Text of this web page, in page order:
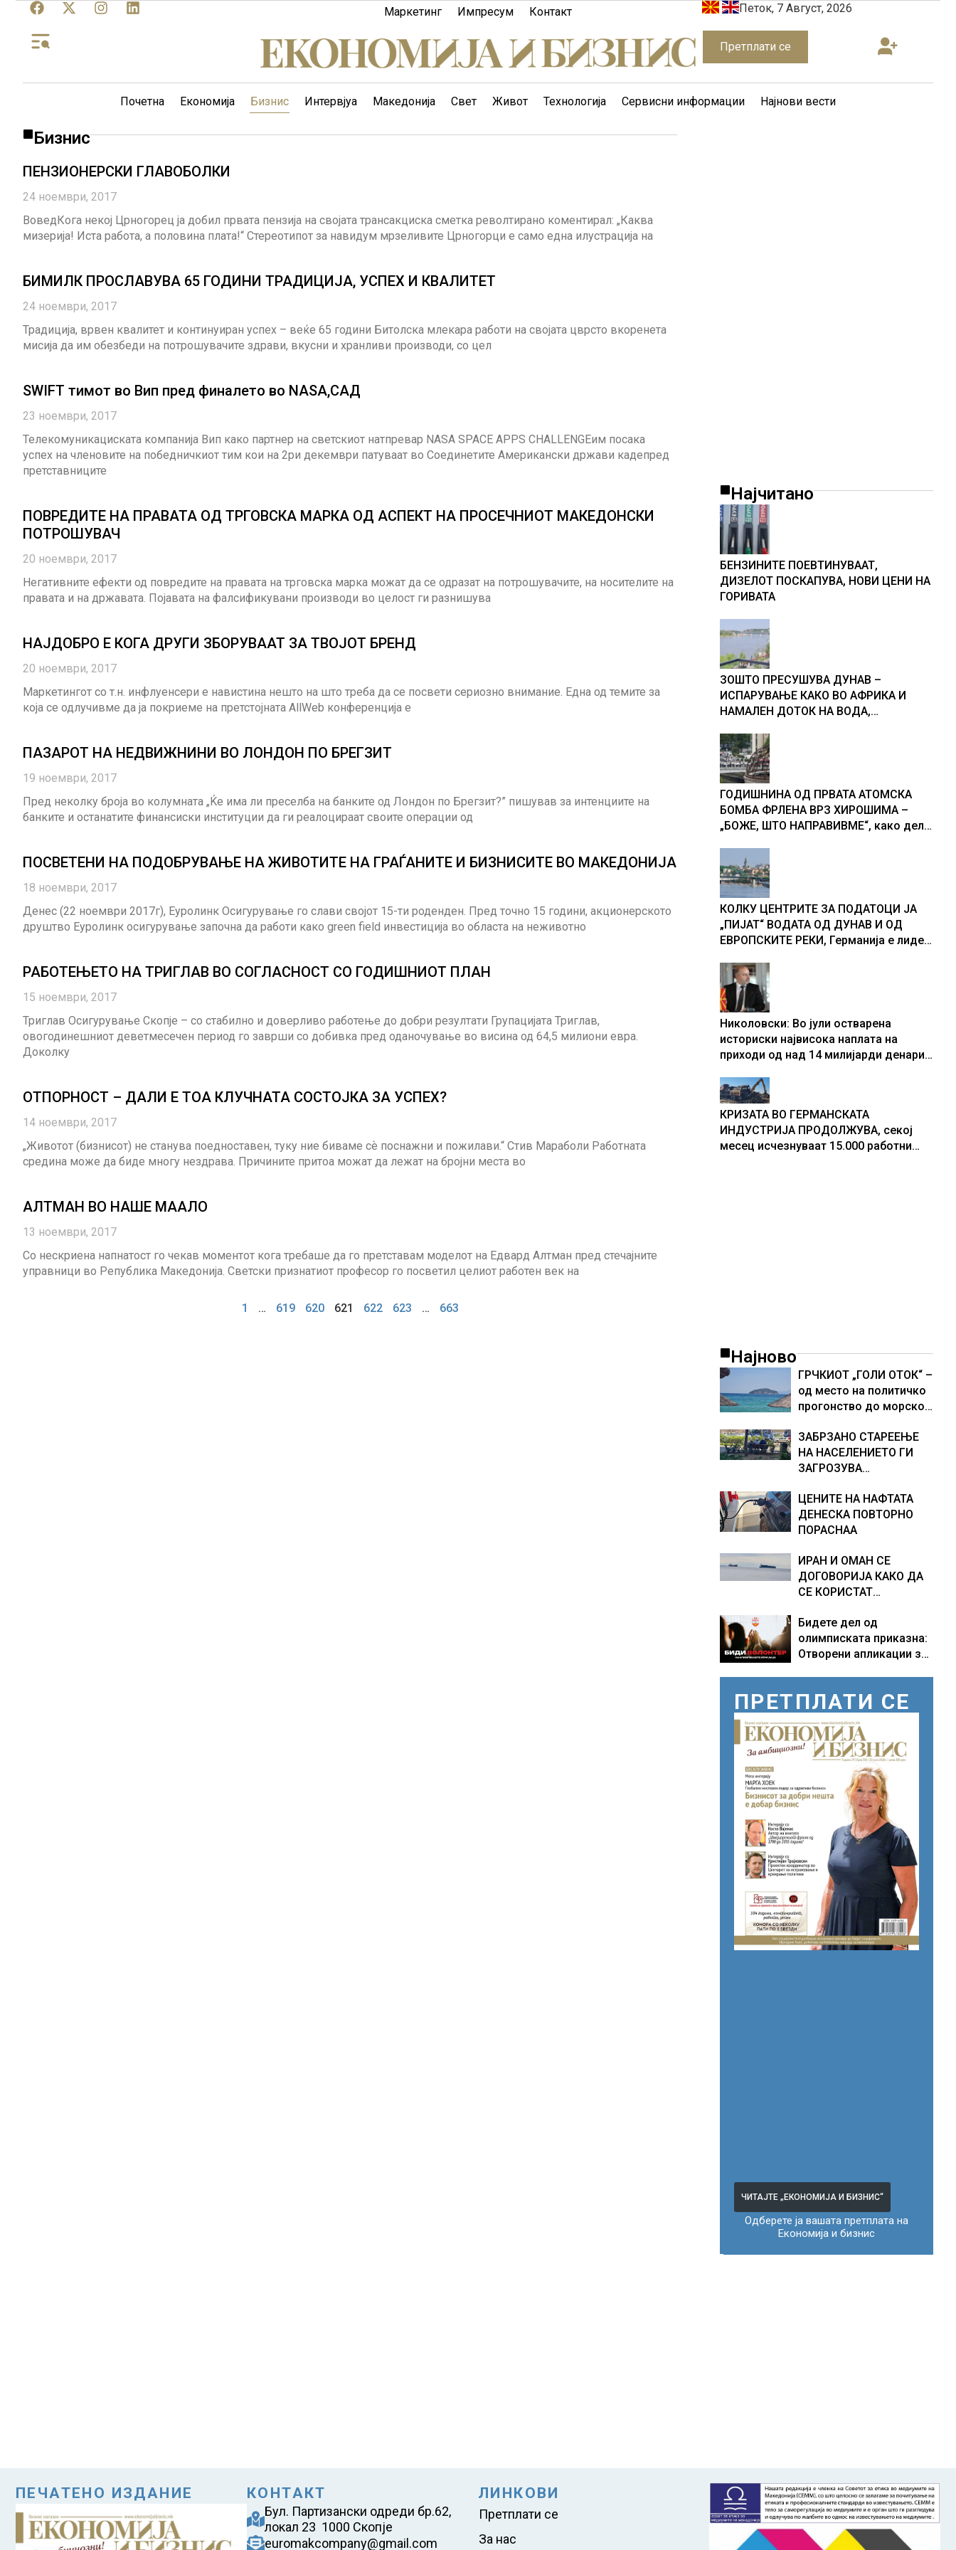
Маркетинг Импресум Контакт Петок, 7 Август, 2026
Претплати се
Почетна Економија Бизнис Интервјуа Македонија Свет Живот Технологија Сервисни информации Најнови вести
Бизнис
ПЕНЗИОНЕРСКИ ГЛАВОБОЛКИ
24 ноември, 2017
ВоведКога некој Црногорец ја добил првата пензија на својата трансакциска сметка револтирано коментирал: „Каква
мизерија! Иста работа, а половина плата!“ Стереотипот за навидум мрзеливите Црногорци е само една илустрација на
БИМИЛК ПРОСЛАВУВА 65 ГОДИНИ ТРАДИЦИЈА, УСПЕХ И КВАЛИТЕТ
24 ноември, 2017
Традиција, врвен квалитет и континуиран успех – веќе 65 години Битолска млекара работи на својата цврсто вкоренета
мисија да им обезбеди на потрошувачите здрави, вкусни и хранливи производи, со цел
SWIFT тимот во Вип пред финалето во NASA,САД
23 ноември, 2017
Телекомуникациската компанија Вип како партнер на светскиот натпревар NASA SPACE APPS CHALLENGEим посака
успех на членовите на победничкиот тим кои на 2ри декември патуваат во Соединетите Американски држави кадепред
претставниците
ПОВРЕДИТЕ НА ПРАВАТА ОД ТРГОВСКА МАРКА ОД АСПЕКТ НА ПРОСЕЧНИОТ МАКЕДОНСКИ
ПОТРОШУВАЧ
20 ноември, 2017
Негативните ефекти од повредите на правата на трговска марка можат да се одразат на потрошувачите, на носителите на
правата и на државата. Појавата на фалсификувани производи во целост ги разнишува
НAJДOБРО Е КОГА ДРУГИ ЗБОРУВААТ ЗА ТВОЈОТ БРЕНД
20 ноември, 2017
Маркетингот со т.н. инфлуенсери е навистина нешто на што треба да се посвети сериозно внимание. Една од темите за
која се одлучивме да ја покриеме на претстојната AllWeb конференција е
ПАЗАРОТ НА НЕДВИЖНИНИ ВО ЛОНДОН ПО БРЕГЗИТ
19 ноември, 2017
Пред неколку броја во колумната „Ќе има ли преселба на банките од Лондон по Брегзит?” пишував за интенциите на
банките и останатите финансиски институции да ги реалоцираат своите операции од
ПОСВЕТЕНИ НА ПОДОБРУВАЊЕ НА ЖИВОТИТЕ НА ГРАЃАНИТЕ И БИЗНИСИТЕ ВО МАКЕДОНИЈА
18 ноември, 2017
Денес (22 ноември 2017г), Еуролинк Осигурување го слави својот 15-ти роденден. Пред точно 15 години, акционерското
друштво Еуролинк осигурување започна да работи како green field инвестиција во областа на неживотно
РАБОТЕЊЕТО НА ТРИГЛАВ ВО СОГЛАСНОСТ СО ГОДИШНИОТ ПЛАН
15 ноември, 2017
Триглав Осигурување Скопје – со стабилно и доверливо работење до добри резултати Групацијата Триглав,
овогодинешниот деветмесечен период го заврши со добивка пред оданочување во висина од 64,5 милиони евра.
Доколку
ОТПОРНОСТ – ДАЛИ Е ТОА КЛУЧНАТА СОСТОЈКА ЗА УСПЕХ?
14 ноември, 2017
„Животот (бизнисот) не станува поедноставен, туку ние биваме сѐ поснажни и пожилави.“ Стив Мараболи Работната
средина може да биде многу нездрава. Причините притоа можат да лежат на бројни места во
АЛТМАН ВО НАШЕ МААЛО
13 ноември, 2017
Со нескриена напнатост го чекав моментот кога требаше да го претставам моделот на Едвард Алтман пред стечајните
управници во Република Македонија. Светски признатиот професор го посветил целиот работен век на
1 … 619 620 621 622 623 … 663
Најчитано
БЕНЗИНИТЕ ПОЕВТИНУВААТ,
ДИЗЕЛОТ ПОСКАПУВА, НОВИ ЦЕНИ НА
ГОРИВАТА
ЗОШТО ПРЕСУШУВА ДУНАВ –
ИСПАРУВАЊЕ КАКО ВО АФРИКА И
НАМАЛЕН ДОТОК НА ВОДА,
Србија
ГОДИШНИНА ОД ПРВАТА АТОМСКА
БОМБА ФРЛЕНА ВРЗ ХИРОШИМА –
„БОЖЕ, ШТО НАПРАВИВМЕ“, како дел
учесниците во бомбардирањето го
доживуваа овој настан што го
промени текот на историјата
КОЛКУ ЦЕНТРИТЕ ЗА ПОДАТОЦИ ЈА
„ПИЈАТ“ ВОДАТА ОД ДУНАВ И ОД
ЕВРОПСКИТЕ РЕКИ, Германија е лидер
центри за податоци
Николовски: Во јули остварена
историски највисока наплата на
приходи од над 14 милијарди денари
резултати
КРИЗАТА ВО ГЕРМАНСКАТА
ИНДУСТРИЈА ПРОДОЛЖУВА, секој
месец исчезнуваат 15.000 работни
Најново
ГРЧКИОТ „ГОЛИ ОТОК“ –
од место на политичко
прогонство до морско
ЗАБРЗАНО СТАРЕЕЊЕ
НА НАСЕЛЕНИЕТО ГИ
ЗАГРОЗУВА
ВО ЕВРОПА и
долгорочниот
економски раст
ЦЕНИТЕ НА НАФТАТА
ДЕНЕСКА ПОВТОРНО
ПОРАСНАА
ИРАН И ОМАН СЕ
ДОГОВОРИЈА КАКО ДА
СЕ КОРИСТАТ
КОРИДОРИ ЗА
БРОДОВИТЕ НИЗ
ОРМУСКАТА ТЕСНИНА
Бидете дел од
олимписката приказна:
Отворени апликации за
ПРЕТПЛАТИ СЕ
ЧИТАЈТЕ „ЕКОНОМИЈА И БИЗНИС“
Одберете ја вашата претплата на
Економија и бизнис
ПЕЧАТЕНО ИЗДАНИЕ КОНТАКТ
Бул. Партизански одреди бр.62,
локал 23 1000 Скопје
euromakcompany@gmail.com
ЛИНКОВИ
Претплати се
За нас